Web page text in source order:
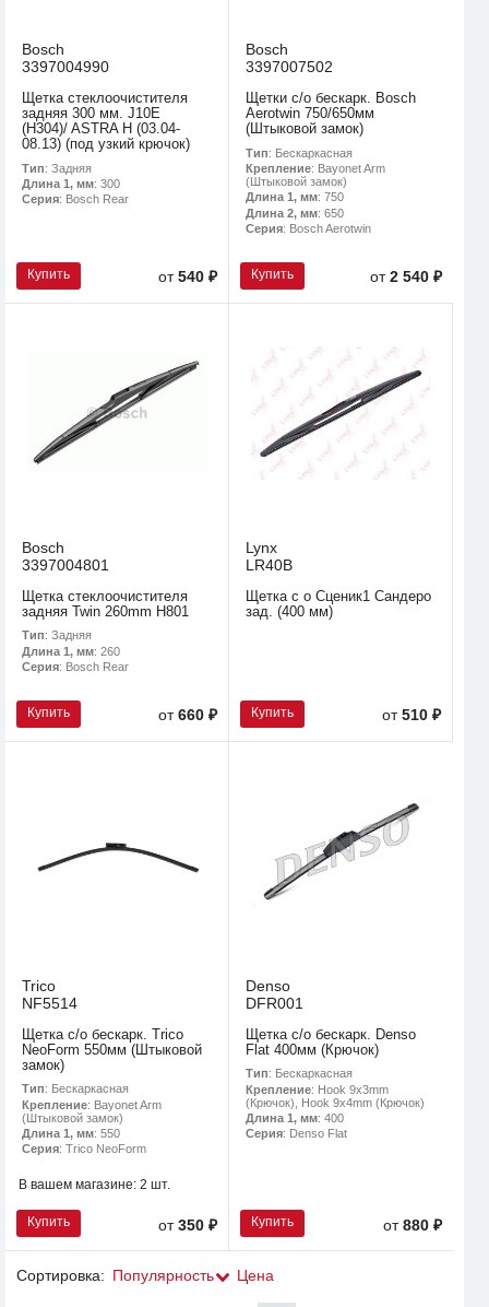
Bosch
3397004990
Щетка стеклоочистителя
задняя 300 мм. J10E
(H304)/ ASTRA H (03.04-
08.13) (под узкий крючок)
Тип: Задняя
Длина 1, мм: 300
Серия: Bosch Rear
Купить от540 ₽
Bosch
3397007502
Щетки с/о бескарк. Bosch
Aerotwin 750/650мм
(Штыковой замок)
Тип: Бескаркасная
Крепление: Bayonet Arm
(Штыковой замок)
Длина 1, мм: 750
Длина 2, мм: 650
Серия: Bosch Aerotwin
Купить от2 540 ₽
Bosch
3397004801
Щетка стеклоочистителя
задняя Twin 260mm H801
Тип: Задняя
Длина 1, мм: 260
Серия: Bosch Rear
Купить от660 ₽
Lynx
LR40B
Щетка с о Сценик1 Сандеро
зад. (400 мм)
Купить от510 ₽
Trico
NF5514
Щетка с/о бескарк. Trico
NeoForm 550мм (Штыковой
замок)
Тип: Бескаркасная
Крепление: Bayonet Arm
(Штыковой замок)
Длина 1, мм: 550
Серия: Trico NeoForm
В вашем магазине: 2 шт.
Купить от350 ₽
Denso
DFR001
Щетка с/о бескарк. Denso
Flat 400мм (Крючок)
Тип: Бескаркасная
Крепление: Hook 9x3mm
(Крючок), Hook 9x4mm (Крючок)
Длина 1, мм: 400
Серия: Denso Flat
Купить от880 ₽
Сортировка: Популярность Цена